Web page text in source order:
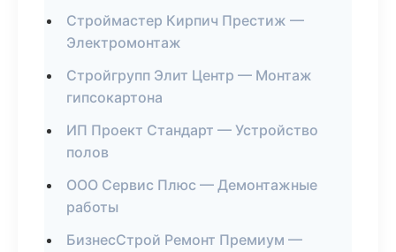
Строймастер Кирпич Престиж —
Электромонтаж
Стройгрупп Элит Центр — Монтаж
гипсокартона
ИП Проект Стандарт — Устройство
полов
ООО Сервис Плюс — Демонтажные
работы
БизнесСтрой Ремонт Премиум —